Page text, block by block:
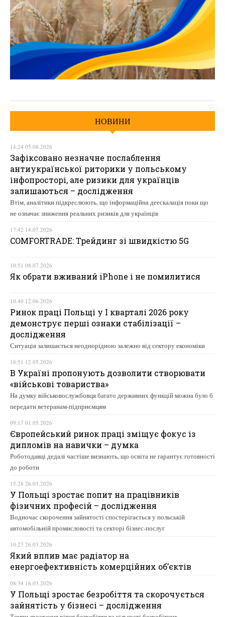
НОВИНИ
14:24 05.08.2026
Зафіксовано незначне послаблення
антиукраїнської риторики у польському
інфопросторі, але ризики для українців
залишаються – дослідження
Втім, аналітики підкреслюють, що інформаційна деескалація поки що
не означає зниження реальних ризиків для українців
17:42 14.07.2026
COMFORTRADE: Трейдинг зі швидкістю 5G
10:51 08.07.2026
Як обрати вживаний iPhone і не помилитися
10:40 12.06.2026
Ринок праці Польщі у І кварталі 2026 року
демонструє перші ознаки стабілізації –
дослідження
Ситуація залишається неоднорідною залежно від сектору економіки
18:51 12.05.2026
В Україні пропонують дозволити створювати
«військові товариства»
На думку військовослужбовця багато державних функцій можна було б
передати ветеранам-підприємцям
09:17 01.05.2026
Європейський ринок праці зміщує фокус із
дипломів на навички – думка
Роботодавці дедалі частіше визнають, що освіта не гарантує готовності
до роботи
15:28 26.03.2026
У Польщі зростає попит на працівників
фізичних професій – дослідження
Водночас скорочення зайнятості спостерігається у польській
автомобільній промисловості та секторі бізнес-послуг
10:27 26.03.2026
Який вплив має радіатор на
енергоефективність комерційних об’єктів
08:34 16.03.2026
У Польщі зростає безробіття та скорочується
зайнятість у бізнесі – дослідження